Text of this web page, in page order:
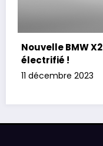
Nouvelle BMW
électrifié !
11 décembre 2023